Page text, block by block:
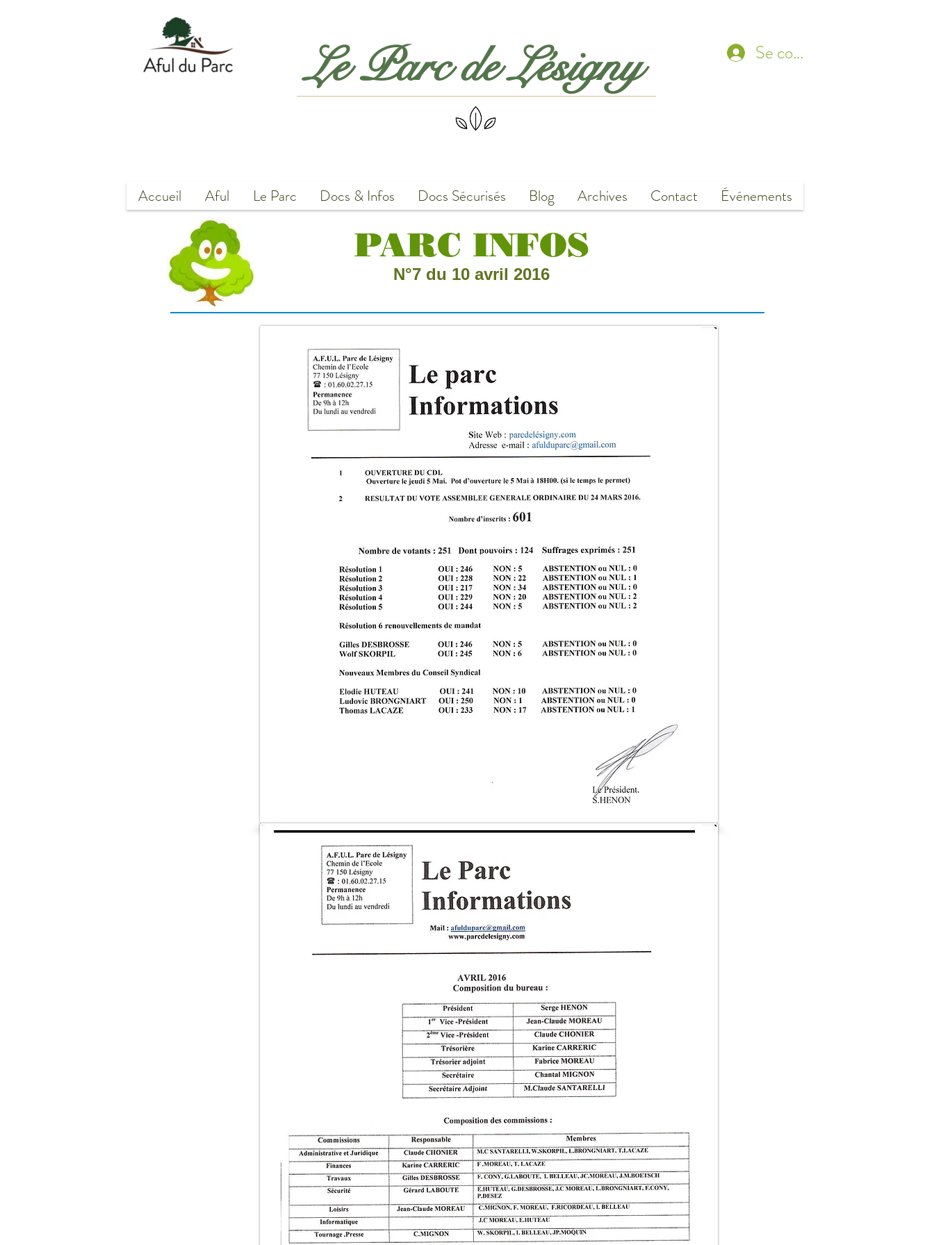
Le Parc de Lésigny Se connecter
Accueil Aful Le Parc Docs & Infos Docs Sécurisés Blog Archives Contact Événements
PARC INFOS
N°7 du 10 avril 2016